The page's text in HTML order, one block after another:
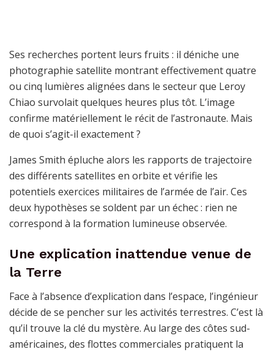
Ses recherches portent leurs fruits : il déniche une
photographie satellite montrant effectivement quatre
ou cinq lumières alignées dans le secteur que Leroy
Chiao survolait quelques heures plus tôt. L’image
confirme matériellement le récit de l’astronaute. Mais
de quoi s’agit-il exactement ?
James Smith épluche alors les rapports de trajectoire
des différents satellites en orbite et vérifie les
potentiels exercices militaires de l’armée de l’air. Ces
deux hypothèses se soldent par un échec : rien ne
correspond à la formation lumineuse observée.
Une explication inattendue venue de
la Terre
Face à l’absence d’explication dans l’espace, l’ingénieur
décide de se pencher sur les activités terrestres. C’est là
qu’il trouve la clé du mystère. Au large des côtes sud-
américaines, des flottes commerciales pratiquent la